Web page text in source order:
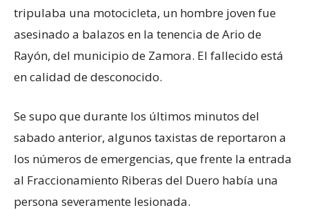
tripulaba una motocicleta, un hombre joven fue
asesinado a balazos en la tenencia de Ario de
Rayón, del municipio de Zamora. El fallecido está
en calidad de desconocido.
Se supo que durante los últimos minutos del
sabado anterior, algunos taxistas de reportaron a
los números de emergencias, que frente la entrada
al Fraccionamiento Riberas del Duero había una
persona severamente lesionada.